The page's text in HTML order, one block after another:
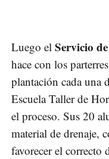
Luego el Servicio
hace con los
plantación cada una
Escuela Taller de
el proceso. Sus 20
material de drenaje,
favorecer el correcto